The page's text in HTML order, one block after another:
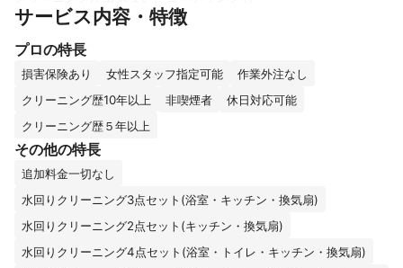
出来ないのでご安心ください。
汚れは徹底的に取ります。
（※経年劣化により取れないものもあります。）
ダス〇ン、おそうじ〇舗を経て、
クリーニングとコーティングの仕事をして9年目、
夫は経験10年以上になります。
きれいに丁寧にを心掛けています。
家族は夫と子供二人の四人です。
元気で楽しい毎日をすごしています。
サービス内容・特徴
プロの特長
損害保険あり 女性スタッフ指定可能
作業外注なし
クリーニング歴10年以上
非喫煙者
休日対応可能
クリーニング歴５年以上
その他の特長
追加料金一切なし
水回りクリーニング3点セット(浴室・キッチン・換気扇)
水回りクリーニング2点セット(キッチン・換気扇)
水回りクリーニング4点セット(浴室・トイレ・キッチン・換気扇)